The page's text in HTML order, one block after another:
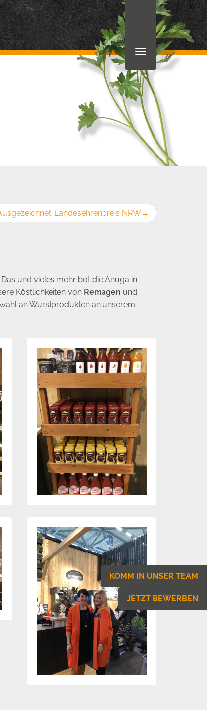
Landesehrenpreis NRW→
und vieles mehr bot die Anuga in
Köstlichkeiten von Remagen und
an Wurstprodukten an unserem
KOMM IN UNSER TEAM
JETZT BEWERBEN